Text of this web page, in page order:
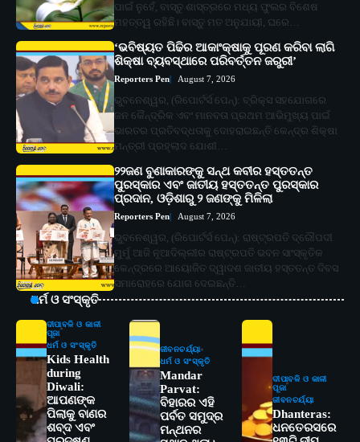
ପାଇଁ ନୁହେଁ, ବାସ୍ତୁ ଶାସ୍ତ୍ରରେ ମଧ୍ୟ ଫୁଲର ବିଶେଷ
ମହତ୍ତ୍ୱ ରହିଛି। ବାସ୍ତୁ ମତ ଅନୁଯାୟୀ, ଘରେ…
‘ଭବିଷ୍ୟତ ପିଢିର ଆକାଂକ୍ଷାକୁ ପୂରଣ କରିବା ଲାଗି
ଶିକ୍ଷା ବ୍ୟବସ୍ଥାରେ ପରିବର୍ତ୍ତନ ଜରୁରୀ’
Reporters Pen August 7, 2026
ଭୁବନେଶ୍ୱର, (ରିପୋର୍ଟର୍ସ ପେନ୍‌): ବ୍ରିକ୍ସ ସହଯୋଗରେ
ଜନ କୈନ୍ଦ୍ରିକ ଏବଂ ମାନବତା ପ୍ରଥମ ଆଭିମୁଖ୍ୟ ପାଇଁ
ଭାରତର ପ୍ରତିବଦ୍ଧତାକୁ ଦୋହରାଇଛନ୍ତି କେନ୍ଦ୍ର ଶିକ୍ଷା
ମନ୍ତ୍ରୀ ପ୍ରହ୍ଲାଦ ଯୋଶୀ…
୨୨ଜଣ ବୁଣାକାରଙ୍କୁ ସନ୍ଥ କବୀର ହସ୍ତତନ୍ତ
ପୁରସ୍କାର ଏବଂ ଜାତୀୟ ହସ୍ତତନ୍ତ ପୁରସ୍କାର
ପ୍ରଦାନ, ଓଡ଼ିଶାରୁ ୨ ଜଣଙ୍କୁ ମିଳିଲା
Reporters Pen August 7, 2026
ଭୁବନେଶ୍ୱର, (ରିପୋର୍ଟର୍ସ ପେନ୍‌): ରାଷ୍ଟ୍ରପତି ଦ୍ରୌପଦୀ
ମୁର୍ମୁ ଆଜି ନୂଆଦିଲ୍ଲୀର ରାଷ୍ଟ୍ରପତି ଭବନ ସାଂସ୍କୃତିକ
କେନ୍ଦ୍ରରେ ଆୟୋଜିତ ଦ୍ୱାଦଶ ଜାତୀୟ ହସ୍ତତନ୍ତ ଦିବସ
ସମାରୋହରେ ଯୋଗ ଦେଇଛନ୍ତି…
ଧର୍ମ ଓ ସଂସ୍କୃତି
ଦୀପାବଳି ଓ କାଳୀ
ପୂଜା
ଧର୍ମ ଓ ସଂସ୍କୃତି
Kids Health
during
Diwali:
ଆପଣଙ୍କ
ପିଲାକୁ ବାଣର
ଶବ୍ଦ ଏବଂ
ଜୀବନଚର୍ଯ୍ୟା
ଧର୍ମ ଓ ସଂସ୍କୃତି
Mandar
Parvat:
ବିହାରର ଏହି
ପର୍ବତ ସମୁଦ୍ର
ମନ୍ଥନର
ଦୀପାବଳି ଓ କାଳୀ
ପୂଜା
ଜୀବନଚର୍ଯ୍ୟା
Dhanteras:
ଧନତେରସରେ